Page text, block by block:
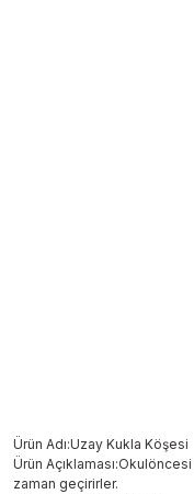
Ürün Adı:Uzay Kukla Köşesi
Ürün
zaman geçirirler.